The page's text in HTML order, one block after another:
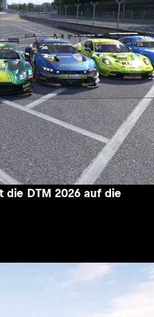
die DTM 2026 auf die